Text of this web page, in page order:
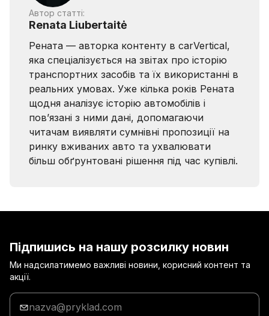
Автор статті:
Renata Liubertaitė
Рената — авторка контенту в carVertical,
яка спеціалізується на звітах про історію
транспортних засобів та їх використанні в
реальних умовах. Уже кілька років Рената
щодня аналізує історію автомобілів і
пов’язані з ними дані, допомагаючи
читачам виявляти сумнівні пропозиції на
ринку вживаних авто та ухвалювати
більш обґрунтовані рішення під час купівлі.
Підпишись на нашу розсилку новин
Ми надсилатимемо важливі новини, корисний контент та
акції.
Введи
адресу